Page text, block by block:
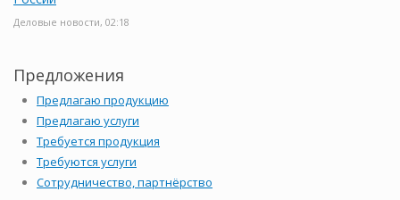
Деловые новости, 02:18
Предложения
Предлагаю продукцию
Предлагаю услуги
Требуется продукция
Требуются услуги
Сотрудничество, партнёрство